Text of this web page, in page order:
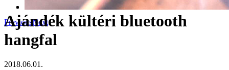
PreviousNext
Ajándék kültéri bluetooth
hangfal
2018.06.01.